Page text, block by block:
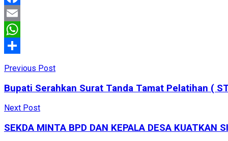
Facebook
Email
WhatsApp
Previous Post
Bupati Serahkan Surat Tanda Tamat Pelatihan (
Next Post
SEKDA MINTA BPD DAN KEPALA DESA KUATKAN